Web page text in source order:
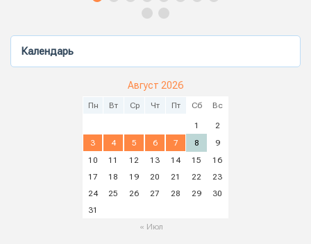
Календарь
Август 2026
Пн Вт Ср Чт Пт Сб Вс
1
2
3
4 5 6 7 8
9
10
11 12 13 14 15
16
17
18 19 20 21 22
23
24
25 26 27 28 29
30
31
« Июл